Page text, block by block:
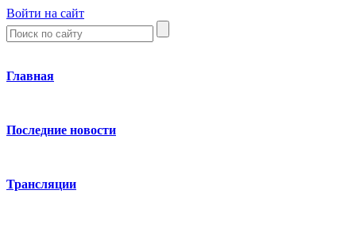
Войти на сайт
Главная
Последние новости
Трансляции